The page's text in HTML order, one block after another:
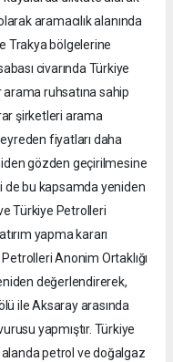
aramacılık alanında
Trakya bölgelerine
civarında Türkiye
arama ruhsatına sahip
şirketleri arama
fiyatları daha
gözden geçirilmesine
de bu kapsamda yeniden
Türkiye Petrolleri
yapma kararı
Anonim Ortaklığı
değerlendirerek,
ile Aksaray arasında
yapmıştır. Türkiye
alanda petrol ve doğalgaz